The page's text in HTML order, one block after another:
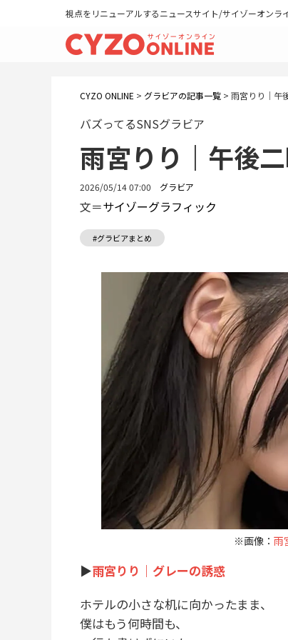
視点をリニューアルするニュースサイト/サイゾーオンラ
CYZO ONLINE > グラビアの記事一覧 > 雨宮りり｜午
バズってるSNSグラビア
雨宮りり｜午後
2026/05/14 07:00 グラビア
文＝サイゾーグラフィック
#グラビアまとめ
※画像： 雨
▶︎雨宮りり｜グレーの誘惑
ホテルの小さな机に向かったまま、
僕はもう何時間も、